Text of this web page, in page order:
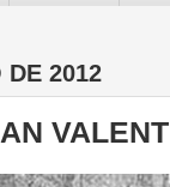
DE 2012